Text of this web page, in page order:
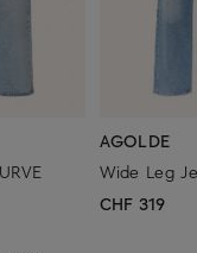
AGOLDE
Wide Leg
CHF 319